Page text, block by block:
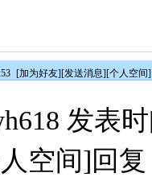
[加为好友][发送消息][个人空间]
发表
空间]回